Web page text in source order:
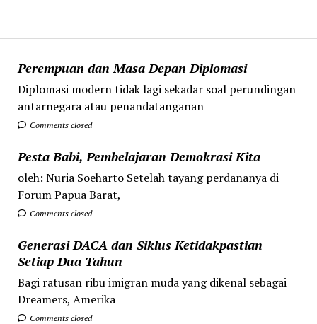
Perempuan dan Masa Depan Diplomasi
Diplomasi modern tidak lagi sekadar soal perundingan
antarnegara atau penandatanganan
Comments closed
Pesta Babi, Pembelajaran Demokrasi Kita
oleh: Nuria Soeharto Setelah tayang perdananya di
Forum Papua Barat,
Comments closed
Generasi DACA dan Siklus Ketidakpastian
Setiap Dua Tahun
Bagi ratusan ribu imigran muda yang dikenal sebagai
Dreamers, Amerika
Comments closed